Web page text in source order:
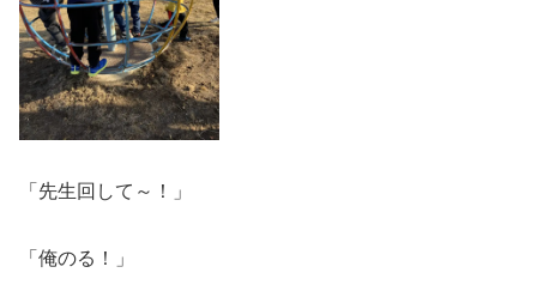
「先生回して～！」
「俺のる！」